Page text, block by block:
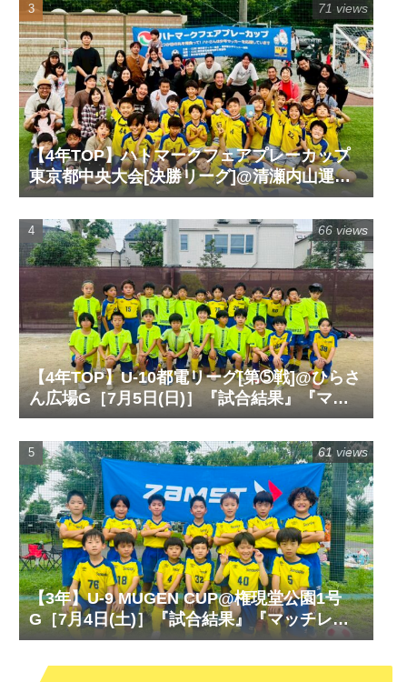
【4年TOP】ハトマークフェアプレーカップ
東京都中央大会[決勝リーグ]@清瀬内山運動
公園サッカー場G［6月14日(日)］『試合結
果』『マッチレポート』『試合動画』
71 views
【4年TOP】U-10都電リーグ[第➄戦]@ひらさ
ん広場G［7月5日(日)］『試合結果』『マッ
チレポート』『試合動画』
66 views
【3年】U-9 MUGEN CUP@権現堂公園1号
G［7月4日(土)］『試合結果』『マッチレポ
ート』『試合動画』
61 views